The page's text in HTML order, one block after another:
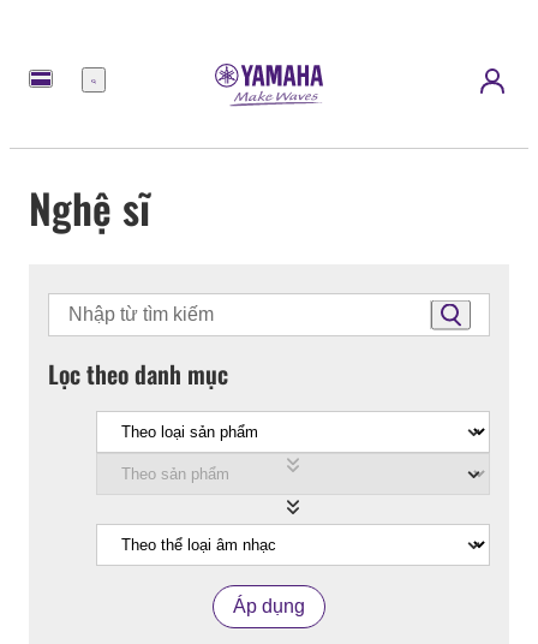
Menu
Nghệ sĩ
Lọc theo danh mục
Áp dụng